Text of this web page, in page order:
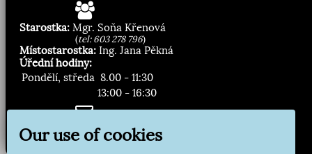
Starostka: Mgr. Soňa Křenová
(tel: 603 278 796)
Místostarostka: Ing. Jana Pěkná
Úřední hodiny:
Pondělí, středa 8.00 - 11:30
13:00 - 16:30
Zasílání novinek:
Our use of cookies